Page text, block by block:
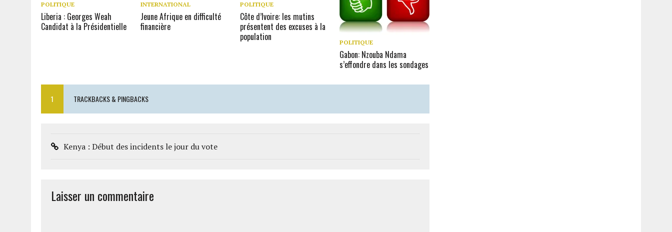
POLITIQUE
Liberia : Georges Weah
Candidat à la Présidentielle
INTERNATIONAL
Jeune Afrique en difficulté
financière
POLITIQUE
Côte d’Ivoire: les mutins
présentent des excuses à la
population
POLITIQUE
Gabon: Nzouba Ndama
s’effondre dans les sondages
1 TRACKBACKS & PINGBACKS
Kenya : Début des incidents le jour du vote
Laisser un commentaire